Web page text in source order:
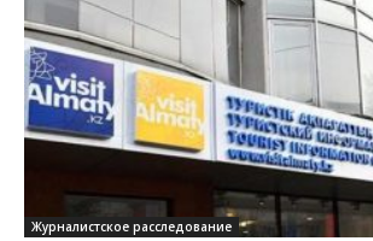
Журналистское расследование